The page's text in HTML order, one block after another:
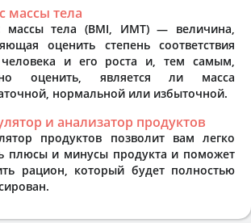
массы тела
массы тела (BMI, ИМТ) — величина,
оценить степень соответствия
и его роста и, тем самым,
оценить, является ли масса
нормальной или избыточной.
и анализатор продуктов
продуктов позволит вам легко
плюсы и минусы продукта и поможет
рацион, который будет полностью